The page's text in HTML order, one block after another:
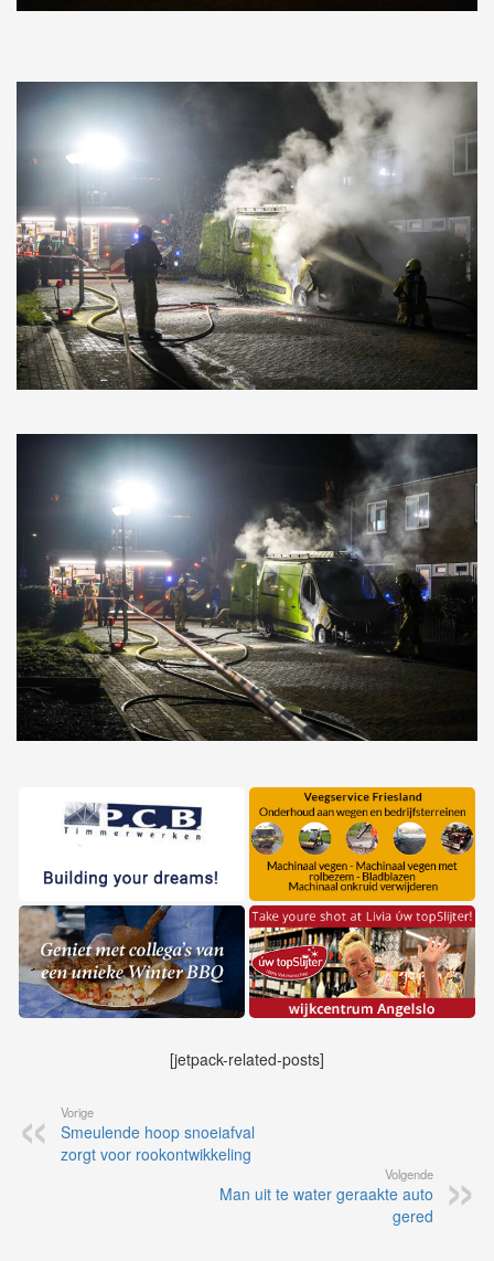
[jetpack-related-posts]
Vorige
Smeulende hoop snoeiafval
zorgt voor rookontwikkeling
Volgende
Man uit te water geraakte auto
gered